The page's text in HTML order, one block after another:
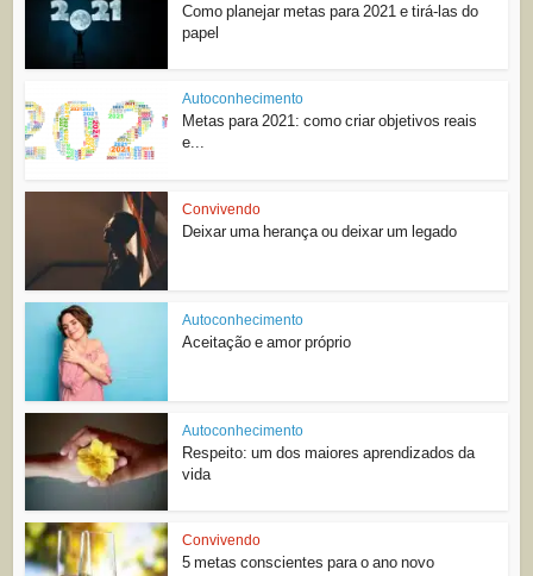
Como planejar metas para 2021 e tirá-las do
papel
Autoconhecimento
Metas para 2021: como criar objetivos reais
e...
Convivendo
Deixar uma herança ou deixar um legado
Autoconhecimento
Aceitação e amor próprio
Autoconhecimento
Respeito: um dos maiores aprendizados da
vida
Convivendo
5 metas conscientes para o ano novo